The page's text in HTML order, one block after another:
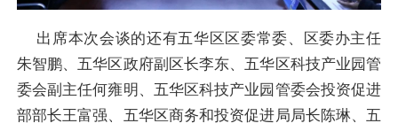
出席本次会谈的还有五华区区委常委、区委办主任
朱智鹏、五华区政府副区长李东、五华区科技产业园管
委会副主任何雍明、五华区科技产业园管委会投资促进
部部长王富强、五华区商务和投资促进局局长陈琳、五